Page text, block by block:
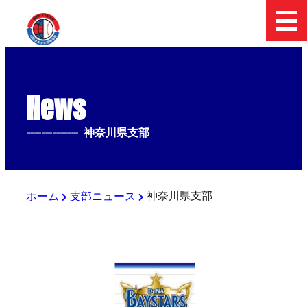
News
-------------- 神奈川県支部
ホーム 支部ニュース 神奈川県支部